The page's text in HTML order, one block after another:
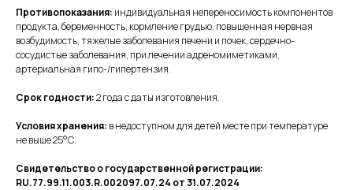
Противопоказания: индивидуальная непереносимость компонентов
продукта, беременность, кормление грудью, повышенная нервная
возбудимость, тяжелые заболевания печени и почек, сердечно-
сосудистые заболевания, при лечении адреномиметиками,
артериальная гипо-/гипертензия.
Срок годности:2 года с даты изготовления.
Условия хранения: в недоступном для детей месте при температуре
не выше 25°С.
Свидетельство о государственной регистрации:
RU.77.99.11.003.R.002097.07.24 от 31.07.2024
Правовая информация
Позвонить нам:
+7 926 090 32 31
ДОСТАВКА И ОПЛАТА
КОНТАКТЫ